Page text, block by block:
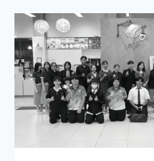
EP.1
INSPIRE
ก้าว
แรก…
เปิด
ประตู
สู่
โอกาส
ร่วม
กับ
โรงเรียน
การเรือน
จัด
กิจกรรม
“คุย
สบาย
ๆ…
STORY